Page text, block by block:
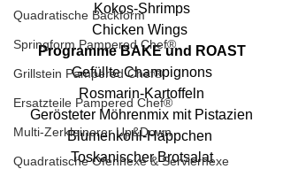
Quadratische Backform
Springform Pampered Chef®
Grillstein Pampered Chef®
Ersatzteile Pampered Chef®
Multi-Zerkleinerer Up&Down
Quadratische Ofenhexe & Servierhexe
Kokos-Shrimps
Chicken Wings
Programme BAKE und ROAST
Gefüllte Champignons
Rosmarin-Kartoffeln
Gerösteter Möhrenmix mit Pistazien
Blumenkohl-Häppchen
Toskanischer Brotsalat